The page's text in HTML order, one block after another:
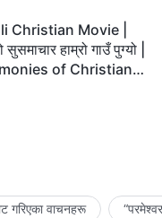
Christian Movie |
सुसमाचार हाम्रो गाउँ पुग्यो |
of Christians
गरिएका वाचनहरू